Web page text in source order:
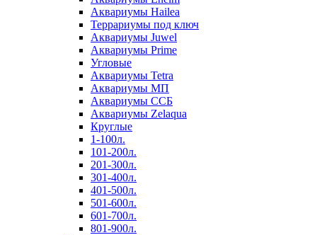
Аквариумы Hailea
Террариумы под ключ
Аквариумы Juwel
Аквариумы Prime
Угловые
Аквариумы Tetra
Аквариумы МП
Аквариумы ССБ
Аквариумы Zelaqua
Круглые
1-100л.
101-200л.
201-300л.
301-400л.
401-500л.
501-600л.
601-700л.
801-900л.